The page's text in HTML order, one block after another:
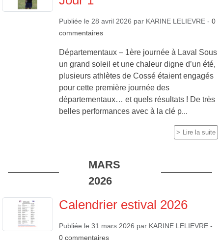
Publiée le 28 avril 2026 par KARINE LELIEVRE - 0
commentaires
Départementaux – 1ère journée à Laval Sous
un grand soleil et une chaleur digne d’un été,
plusieurs athlètes de Cossé étaient engagés
pour cette première journée des
départementaux… et quels résultats ! De très
belles performances avec à la clé p...
Lire la suite
MARS
2026
Calendrier estival 2026
Publiée le 31 mars 2026 par KARINE LELIEVRE -
0 commentaires